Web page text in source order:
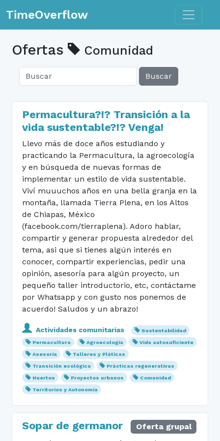
TimeOverflow Toggle
Ofertas Comunidad
Buscar
Permacultura?!? Transición a la
vida sustentable?!? Venga!
Llevo más de doce años estudiando y
practicando la Permacultura, la agroecología
y en búsqueda de nuevas formas de
implementar un estilo de vida sustentable.
Viví muuuchos años en una bella granja en la
montaña, llamada Tierra Plena, en los Altos
de Chiapas, México
(facebook.com/tierraplena). Adoro hablar,
compartir y generar propuesta alrededor del
tema, asi que si tienes algún interés en
conocer, compartir experiencias, pedir una
opinión, asesoría para algún proyecto, un
pequeño taller introductorio, etc, contáctame
por Whatsapp y con gusto nos ponemos de
acuerdo! Saludos y un abrazo!
Actividades comunitarias
Sustentabilidad
Permacultura
Agroecología
Vida autosuficiente
Asesoría
Talleres y Pláticas
Transición ecológica
Prácticas regenerativas
Huertos
Proyectos urbanos
Comunidad
Territorios y Autonomía
Sopar de germanor
Oferta grupal